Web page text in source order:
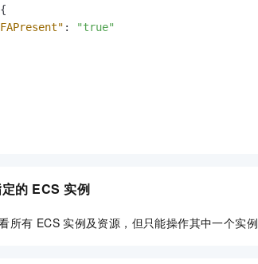
{
:
"true"
的 ECS 实例
所有 ECS 实例及资源，但只能操作其中一个实例